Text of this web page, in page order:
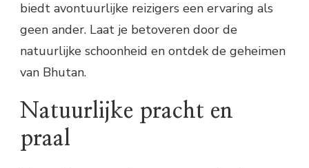
biedt avontuurlijke reizigers een ervaring als
geen ander. Laat je betoveren door de
natuurlijke schoonheid en ontdek de geheimen
van Bhutan.
Natuurlijke pracht en
praal